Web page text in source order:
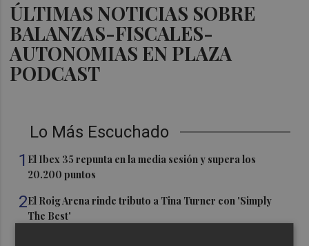
ÚLTIMAS NOTICIAS SOBRE
BALANZAS-FISCALES-
AUTONOMIAS EN PLAZA
PODCAST
Lo Más Escuchado
1 El Ibex 35 repunta en la media sesión y supera los
20.200 puntos
2El Roig Arena rinde tributo a Tina Turner con 'Simply
The Best'